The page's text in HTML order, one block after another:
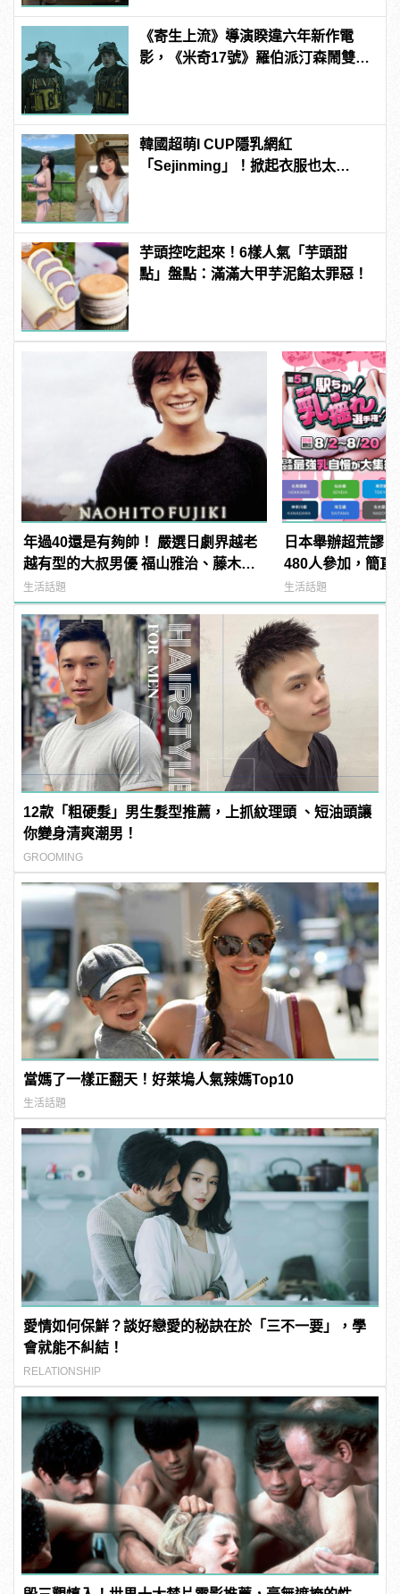
《寄生上流》導演睽違六年新作電
影，《米奇17號》羅伯派汀森鬧雙
韓國超萌I CUP隱乳網紅
「Sejinming」！掀起衣服也太
芋頭控吃起來！6樣人氣「芋頭甜
點」盤點：滿滿大甲芋泥餡太罪惡！
年過40還是有夠帥！ 嚴選日劇界越老
越有型的大叔男優 福山雅治、藤木直
人從那些年帥到這些年！
生活話題
日本舉辦超荒謬
480人參加，簡直
manfashion這樣
生活話題
12款「粗硬髮」男生髮型推薦，上抓紋理頭 、短油頭讓
你變身清爽潮男！
GROOMING
當媽了一樣正翻天！好萊塢人氣辣媽Top10
生活話題
愛情如何保鮮？談好戀愛的秘訣在於「三不一要」，學
會就能不糾結！
RELATIONSHIP